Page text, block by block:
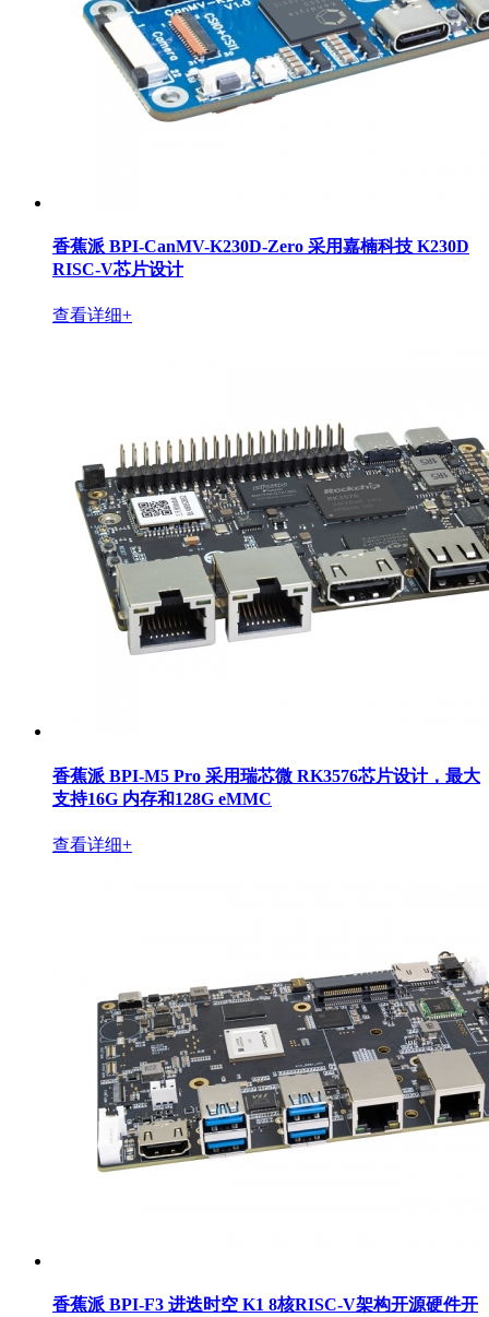
香蕉派 BPI-CanMV-K230D-Zero 采用嘉楠科技 K230D
RISC-V芯片设计
查看详细+
香蕉派 BPI-M5 Pro 采用瑞芯微 RK3576芯片设计，最大
支持16G 内存和128G eMMC
查看详细+
香蕉派 BPI-F3 进迭时空 K1 8核RISC-V架构开源硬件开